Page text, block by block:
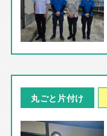
丸ごと片付け